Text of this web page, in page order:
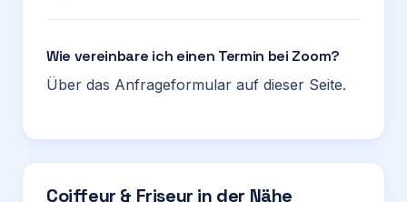
Wie vereinbare ich einen Termin bei Zoom?
Über das Anfrageformular auf dieser Seite.
Coiffeur & Friseur in der Nähe